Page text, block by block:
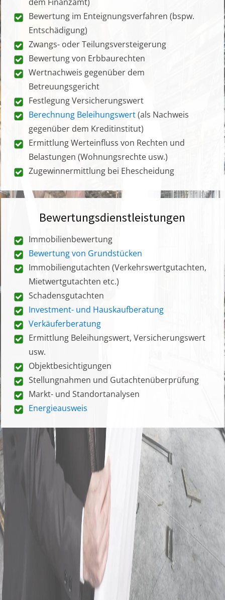
Bewertung im Enteignungsverfahren (bspw.
Entschädigung)
Zwangs- oder Teilungsversteigerung
Bewertung von Erbbaurechten
Wertnachweis gegenüber dem
Betreuungsgericht
Festlegung Versicherungswert
Berechnung Beleihungswert(als Nachweis
gegenüber dem Kreditinstitut)
Ermittlung Werteinfluss von Rechten und
Belastungen (Wohnungsrechte usw.)
Zugewinnermittlung bei Ehescheidung
Bewertungsdienstleistungen
Immobilienbewertung
Bewertung von Grundstücken
Immobiliengutachten (Verkehrswertgutachten,
Mietwertgutachten etc.)
Schadensgutachten
Investment- und Hauskaufberatung
Verkäuferberatung
Ermittlung Beleihungswert, Versicherungswert
usw.
Objektbesichtigungen
Stellungnahmen und Gutachtenüberprüfung
Markt- und Standortanalysen
Energieausweis